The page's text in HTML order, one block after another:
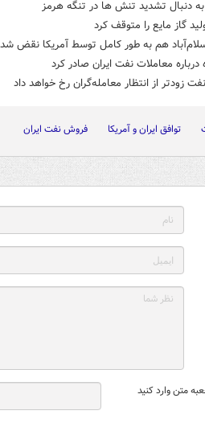
دنبال تشدید تنش ها در تنگه هرمز
گاز مایع را متوقف کرد
از انتظار معامله‌گران رخ خواهد داد
توافق ایران و آمریکا فروش نفت ایران
متن وارد کنید